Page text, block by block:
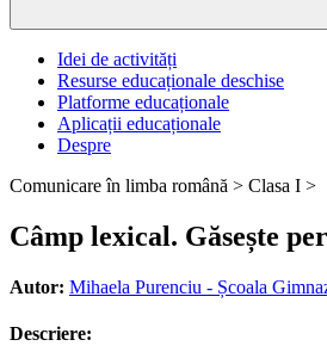
Idei de activități
Resurse educaționale deschise
Platforme educaționale
Aplicații educaționale
Despre
Comunicare în limba română > Clasa I >
Câmp lexical. Găsește
Autor: Mihaela Purenciu - Școala
Descriere: